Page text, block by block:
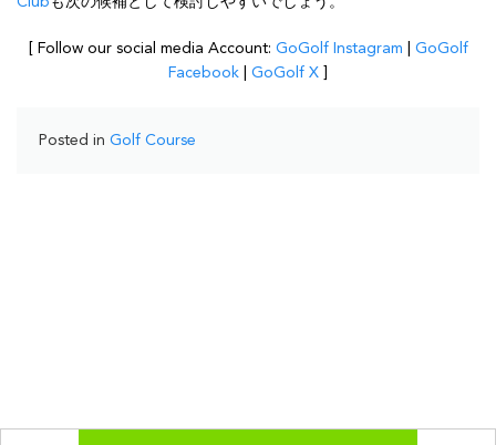
[ Follow our social media Account: GoGolf Instagram
GoGolf
Facebook
GoGolf X
Posted in Golf Course